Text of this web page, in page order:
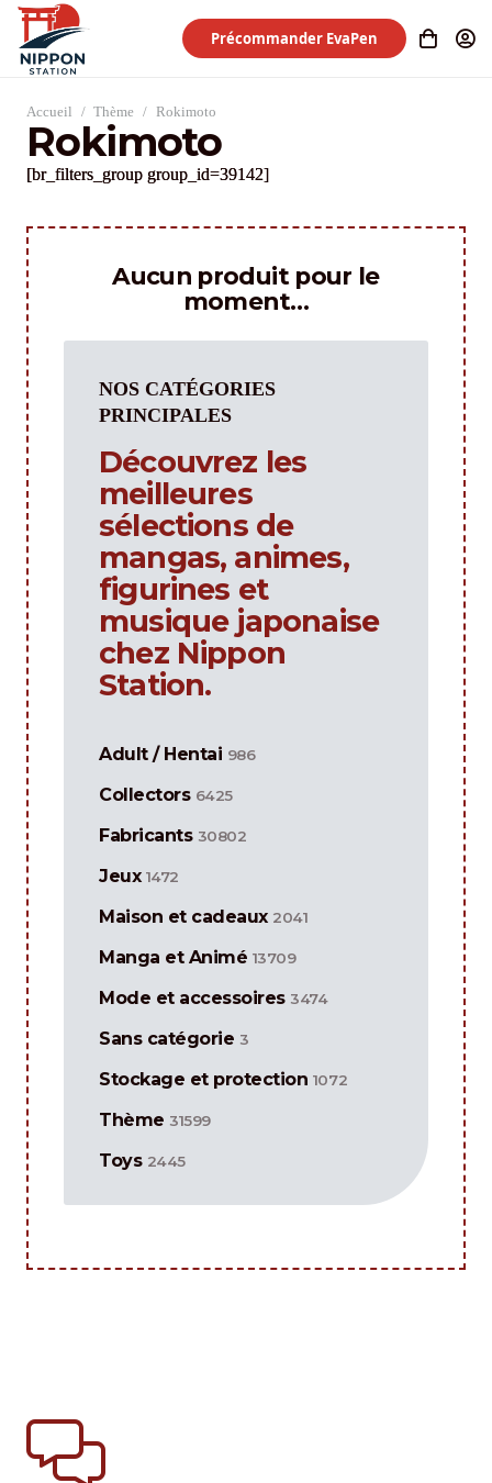
Précommander EvaPen
Accueil / Thème / Rokimoto
Rokimoto
[br_filters_group group_id=39142]
Aucun produit pour le
moment…
NOS CATÉGORIES
PRINCIPALES
Découvrez les
meilleures
sélections de
mangas, animes,
figurines et
musique japonaise
chez Nippon
Station.
Adult / Hentai 986
Collectors 6425
Fabricants 30802
Jeux 1472
Maison et cadeaux 2041
Manga et Animé 13709
Mode et accessoires 3474
Sans catégorie 3
Stockage et protection 1072
Thème 31599
Toys 2445